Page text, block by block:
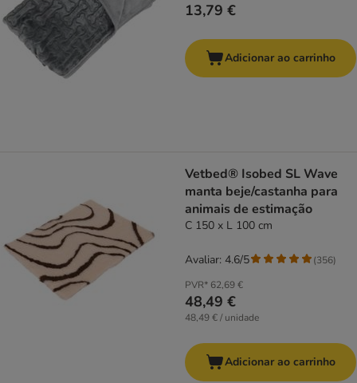
13,79 €
Adicionar ao carrinho
Vetbed® Isobed SL Wave
manta beje/castanha para
animais de estimação
C 150 x L 100 cm
PVR* 62,69 €
48,49 €
48,49 € / unidade
Avaliar: 4.6/5 (356)
Adicionar ao carrinho